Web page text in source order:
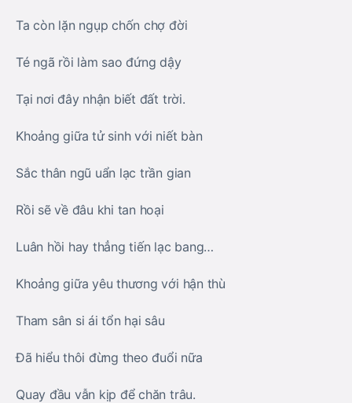
Ta còn lặn ngụp chốn chợ đời
Té ngã rồi làm sao đứng dậy
Tại nơi đây nhận biết đất trời.
Khoảng giữa tử sinh với niết bàn
Sắc thân ngũ uẩn lạc trần gian
Rồi sẽ về đâu khi tan hoại
Luân hồi hay thẳng tiến lạc bang…
Khoảng giữa yêu thương với hận thù
Tham sân si ái tổn hại sâu
Đã hiểu thôi đừng theo đuổi nữa
Quay đầu vẫn kịp để chăn trâu.